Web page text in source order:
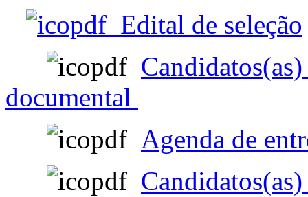
Edital de seleção
documental
Agenda de